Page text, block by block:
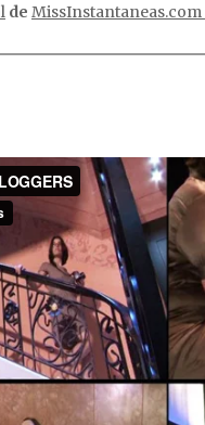
de MissInstantaneas.com